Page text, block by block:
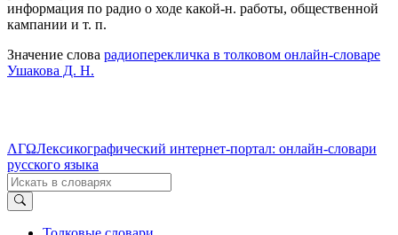
информация по радио о ходе какой-н. работы, общественной
кампании и т. п.
Значение слова радиоперекличка в толковом онлайн-словаре
Ушакова Д. Н.
ΛΓΩЛексикографический интернет-портал: онлайн-словари
русского языка